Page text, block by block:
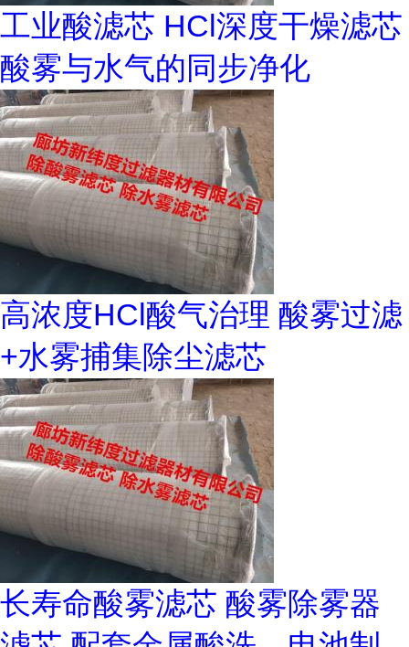
工业酸滤芯 HCl深度干燥滤芯
酸雾与水气的同步净化
高浓度HCl酸气治理 酸雾过滤
+水雾捕集除尘滤芯
长寿命酸雾滤芯 酸雾除雾器